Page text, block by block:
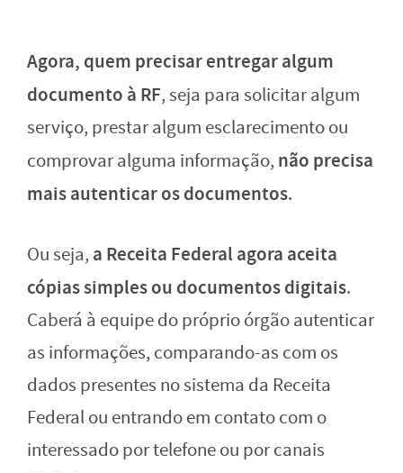
Agora, quem precisar entregar algum
documento à RF, seja para solicitar algum
serviço, prestar algum esclarecimento ou
comprovar alguma informação, não precisa
mais autenticar os documentos.
Ou seja, a Receita Federal agora aceita
cópias simples ou documentos digitais.
Caberá à equipe do próprio órgão autenticar
as informações, comparando-as com os
dados presentes no sistema da Receita
Federal ou entrando em contato com o
interessado por telefone ou por canais